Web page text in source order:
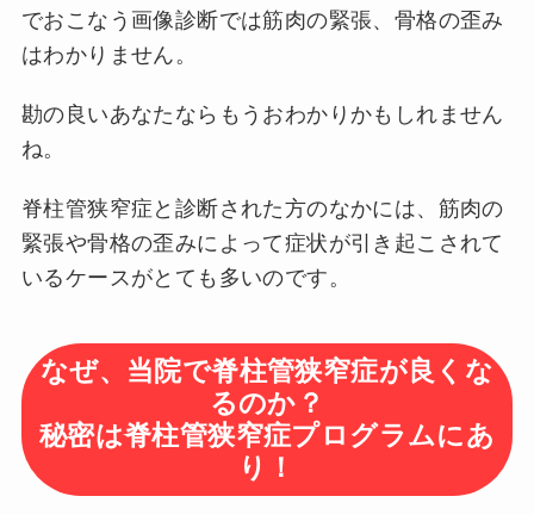
でおこなう画像診断では筋肉の緊張、骨格の歪み
はわかりません。
勘の良いあなたならもうおわかりかもしれません
ね。
脊柱管狭窄症と診断された方のなかには、筋肉の
緊張や骨格の歪みによって症状が引き起こされて
いるケースがとても多いのです。
なぜ、当院で脊柱管狭窄症が良くな
るのか？
秘密は脊柱管狭窄症プログラムにあ
り！